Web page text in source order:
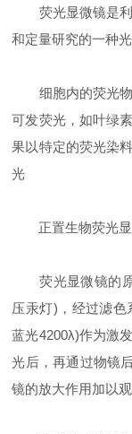
荧光显微镜是利
和定量研究的一种光
细胞内的荧光物
可发荧光，如叶绿
果以特定的荧光染
光
正置生物荧光显
荧光显微镜的原
压汞灯)，经过滤色
蓝光4200λ)作为激
光后，再通过物镜
镜的放大作用加以观